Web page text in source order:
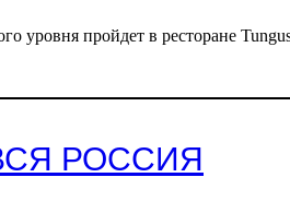
пройдет в ресторане
РОССИЯ